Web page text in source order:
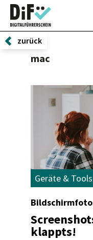
zurück
mac
Geräte & Tools
klappts!